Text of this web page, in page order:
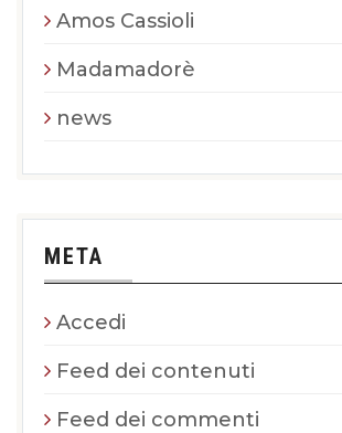
Amos Cassioli
Madamadorè
news
META
Accedi
Feed dei contenuti
Feed dei commenti